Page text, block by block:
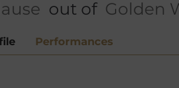
out of Golden
Performances